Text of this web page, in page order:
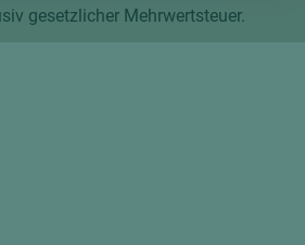
gesetzlicher Mehrwertsteuer.